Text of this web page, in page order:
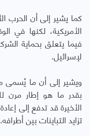
كما يشير إلى أن الحرب
الأمريكية، لكنها في
فيما يتعلق بحماية
لإسرائيل.
ويشير إلى أن ما يُسمى
بقدر ما هو إطار مرن
الأخيرة قد تدفع إلى
تزايد التباينات بين أطرافه.